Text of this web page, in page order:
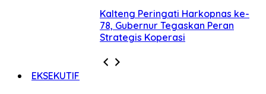
Kalteng Peringati Harkopnas ke-
78, Gubernur Tegaskan Peran
Strategis Koperasi
EKSEKUTIF